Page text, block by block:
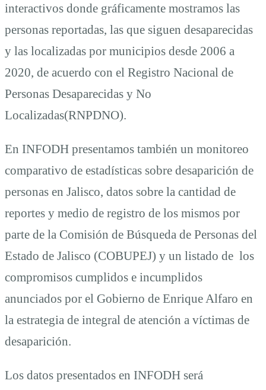
interactivos donde gráficamente mostramos las
personas reportadas, las que siguen desaparecidas
y las localizadas por municipios desde 2006 a
2020, de acuerdo con el Registro Nacional de
Personas Desaparecidas y No
Localizadas(RNPDNO).
En INFODH presentamos también un monitoreo
comparativo de estadísticas sobre desaparición de
personas en Jalisco, datos sobre la cantidad de
reportes y medio de registro de los mismos por
parte de la Comisión de Búsqueda de Personas del
Estado de Jalisco (COBUPEJ) y un listado de los
compromisos cumplidos e incumplidos
anunciados por el Gobierno de Enrique Alfaro en
la estrategia de integral de atención a víctimas de
desaparición.
Los datos presentados en INFODH será